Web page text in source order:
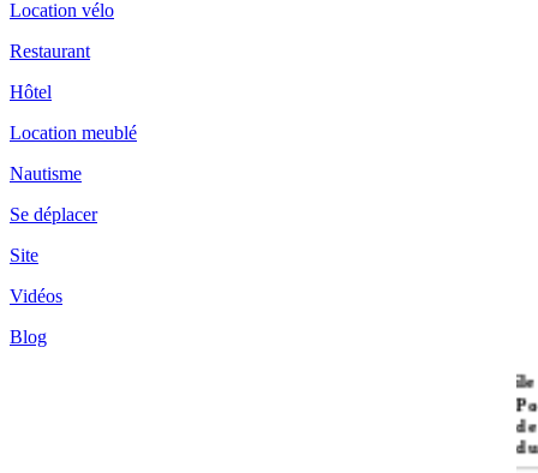
Location vélo
Restaurant
Hôtel
Location meublé
Nautisme
Se déplacer
Site
Vidéos
Blog
île